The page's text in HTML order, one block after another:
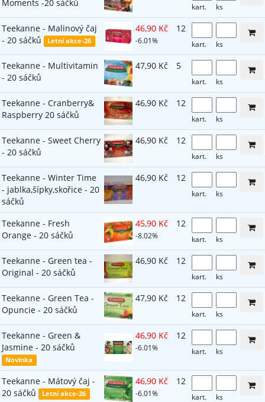
Moments -20 sáčků kart. ks
Teekanne - Malinový čaj
- 20 sáčků
Letní akce-26
46,90 Kč
-6.01%
12
kart. ks
Teekanne - Multivitamin
- 20 sáčků
47,90 Kč 5
kart. ks
Teekanne - Cranberry&
Raspberry 20 sáčků
46,90 Kč 12
kart. ks
Teekanne - Sweet Cherry
- 20 sáčků
46,90 Kč 12
kart. ks
Teekanne - Winter Time
- jablka,šípky,skořice - 20
sáčků
46,90 Kč 12
kart. ks
Teekanne - Fresh
Orange - 20 sáčků
45,90 Kč
-8.02%
12
kart. ks
Teekanne - Green tea -
Original - 20 sáčků
46,90 Kč 12
kart. ks
Teekanne - Green Tea -
Opuncie - 20 sáčků
47,90 Kč 12
kart. ks
Teekanne - Green &
Jasmine - 20 sáčků
Novinka
46,90 Kč
-6.01%
12
kart. ks
Teekanne - Mátový čaj -
20 sáčků
Letní akce-26
46,90 Kč
-6.01%
12
kart. ks